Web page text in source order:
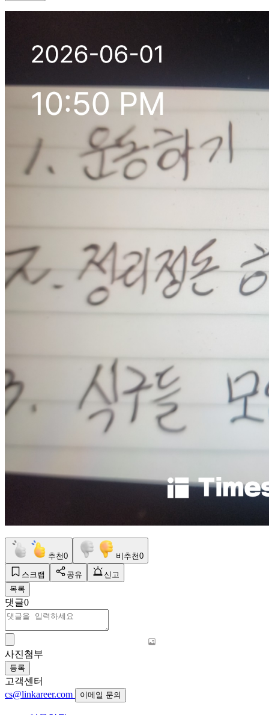
추천0 비추천0
스크랩 공유
신고
목록
댓글0
사진첨부
등록
고객센터
cs@linkareer.com
이메일 문의